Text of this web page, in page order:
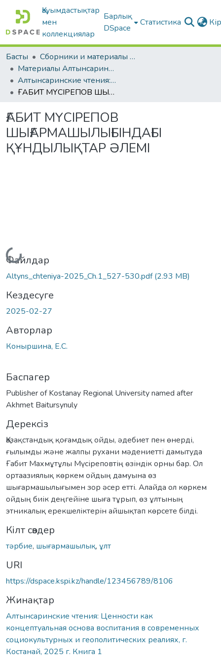
Қауымдастықтар
мен
коллекциялар
Барлық
DSpace
Статистика
Басты
Сборники и материалы конференций
Материалы Алтынсаринских педагогических чтений
Алтынсаринские чтения: Ценности как концептуальная основа воспитания в современных социокультурных и геополитических реалиях, г. Костанай, 2025 г. Книга 1
ҒАБИТ МҮСІРЕПОВ ШЫҒАРМАШЫЛЫҒЫНДАҒЫ ҚҰНДЫЛЫҚТАР ӘЛЕМІ
ҒАБИТ МҮСІРЕПОВ
ШЫҒАРМАШЫЛЫҒЫНДАҒЫ
ҚҰНДЫЛЫҚТАР ӘЛЕМІ
Жүктеу...
Файлдар
Altyns_chteniya-2025_Ch.1_527-530.pdf(2.93 MB)
Кездесуге
2025-02-27
Авторлар
Коныршина, Е.С.
Баспагер
Publisher of Kostanay Regional University named after
Akhmet Baitursynuly
Дерексіз
Қазақстандық қоғамдық ойды, әдебиет пен өнерді,
ғылымды және жалпы рухани мәдениетті дамытуда
Ғабит Махмұтұлы Мүсіреповтің өзіндік орны бар. Ол
ортаазиялық көркем ойдың дамуына өз
шығармашылығымен зор әсер етті. Алайда ол көркем
ойдың биік деңгейіне шыға тұрып, өз ұлтының
этникалық ерекшеліктерін айшықтап көрсете білді.
Кілт сөздер
тәрбие, шығармашылық, ұлт
URI
https://dspace.kspi.kz/handle/123456789/8106
Жинақтар
Алтынсаринские чтения: Ценности как
концептуальная основа воспитания в современных
социокультурных и геополитических реалиях, г.
Костанай, 2025 г. Книга 1